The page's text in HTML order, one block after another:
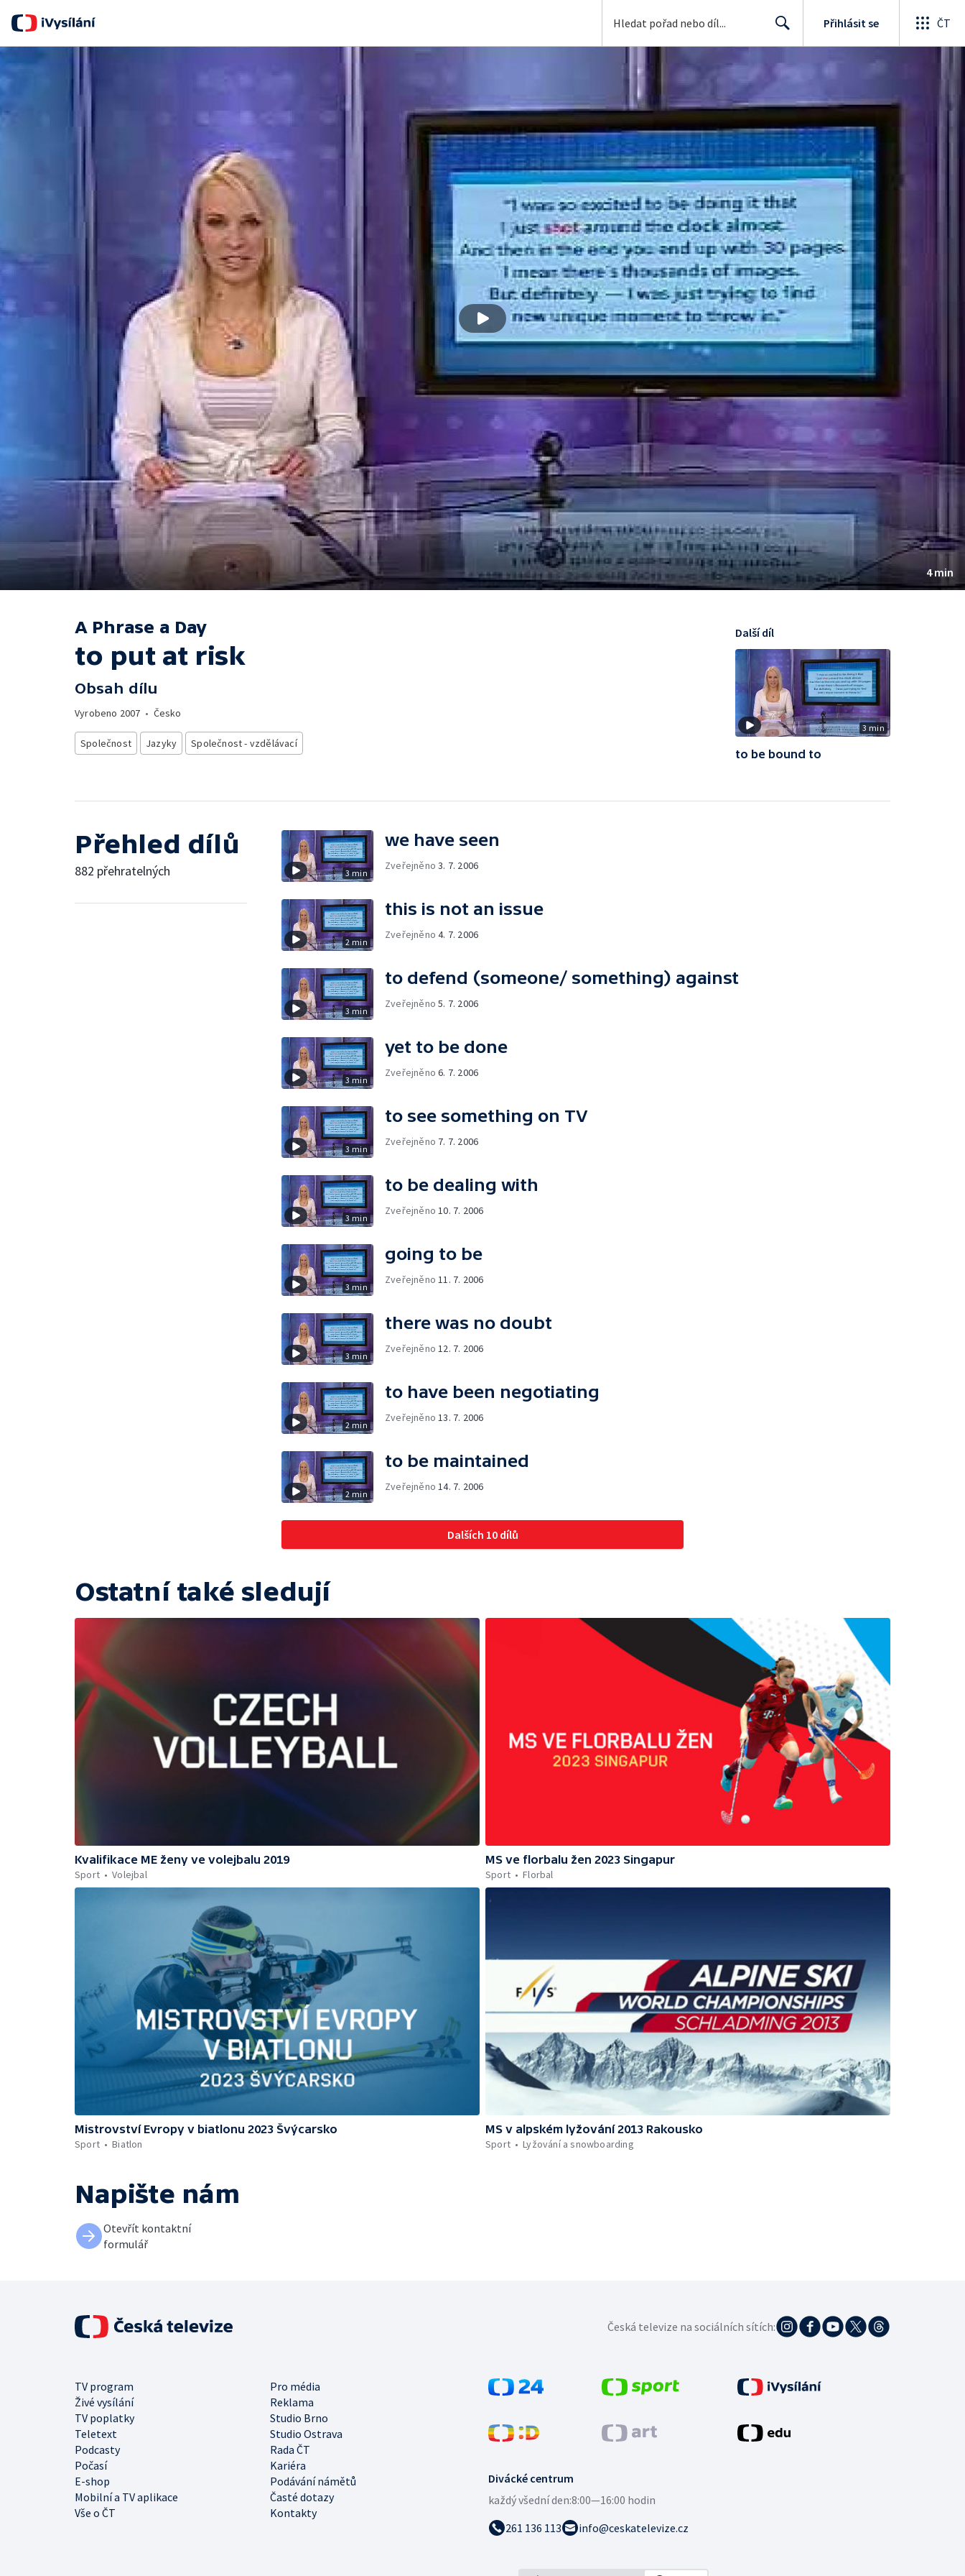
Přihlásit se ČT
4 min
A Phrase a Day
to put at risk
Obsah dílu
Vyrobeno 2007 • Česko
Společnost Jazyky Společnost - vzdělávací
3 min
Další díl
to be bound to
Přehled dílů
882 přehratelných 3 min
we have seen
Zveřejněno3. 7. 2006
2 min
this is not an issue
Zveřejněno4. 7. 2006
3 min
to defend (someone/ something) against
Zveřejněno5. 7. 2006
3 min
yet to be done
Zveřejněno6. 7. 2006
3 min
to see something on TV
Zveřejněno 7. 7. 2006
3 min
to be dealing with
Zveřejněno 10. 7. 2006
3 min
going to be
Zveřejněno 11. 7. 2006
3 min
there was no doubt
Zveřejněno 12. 7. 2006
2 min
to have been negotiating
Zveřejněno 13. 7. 2006
2 min
to be maintained
Zveřejněno 14. 7. 2006
Dalších 10 dílů
Ostatní také sledují
Kvalifikace ME ženy ve volejbalu 2019
Sport
Volejbal
MS ve florbalu žen 2023 Singapur
Sport
Florbal
Mistrovství Evropy v biatlonu 2023 Švýcarsko
Sport
Biatlon
MS v alpském lyžování 2013 Rakousko
Sport
Lyžování a snowboarding
Napište nám
Otevřít kontaktní
formulář
Divácké centrum
každý všední den:8:00—16:00 hodin
261 136 113
info@ceskatelevize.cz
TV program
Pro média
Živé vysílání
Reklama
TV poplatky
Studio Brno
Teletext
Studio Ostrava
Podcasty
Rada ČT
Počasí
Kariéra
E-shop
Podávání námětů
Mobilní a TV aplikace
Časté dotazy
Vše o ČT
Kontakty
Česká televize na sociálních sítích: